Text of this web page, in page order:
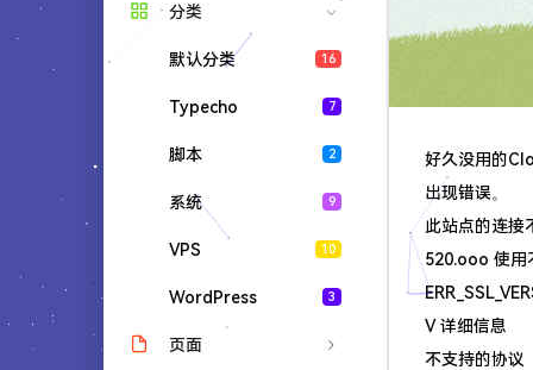
分类
16
默认分类
7
Typecho
2
脚本
9
系统
10
VPS
3
WordPress
页面
好久没用的
出现错误。
此站点的连接
520.ooo 使用
V 详细信息
不支持的协议